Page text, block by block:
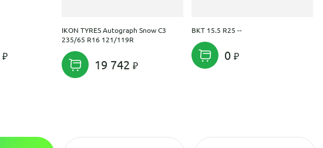
IKON TYRES Autograph Snow C3
235/65 R16 121/119R
19 742
BKT 15.5 R25 --
0